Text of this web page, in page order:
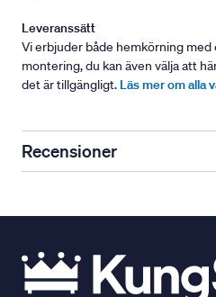
Leveranssätt
Vi erbjuder både hemkörning
montering, du kan även välja att
det är tillgängligt. Läs mer om alla
Recensioner